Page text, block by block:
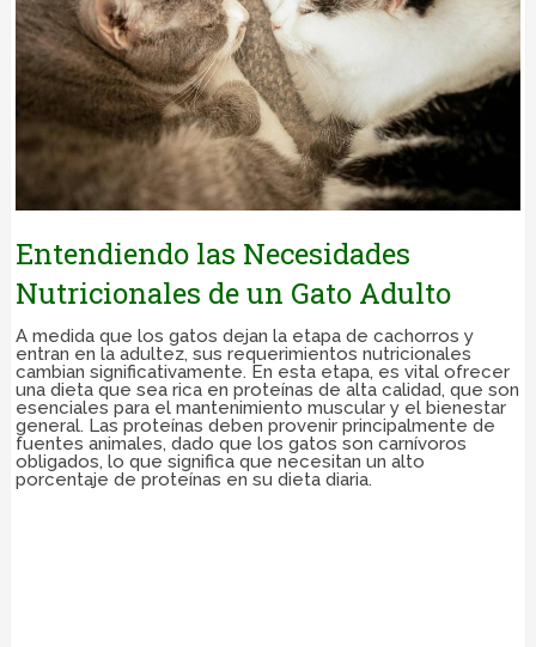
Entendiendo las Necesidades
Nutricionales de un Gato Adulto
A medida que los gatos dejan la etapa de cachorros y
entran en la adultez, sus requerimientos nutricionales
cambian significativamente. En esta etapa, es vital ofrecer
una dieta que sea rica en proteínas de alta calidad, que son
esenciales para el mantenimiento muscular y el bienestar
general. Las proteínas deben provenir principalmente de
fuentes animales, dado que los gatos son carnívoros
obligados, lo que significa que necesitan un alto
porcentaje de proteínas en su dieta diaria.